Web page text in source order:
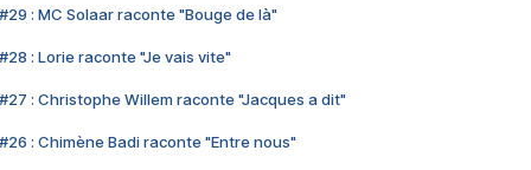
#29 : MC Solaar raconte "Bouge de là"
#28 : Lorie raconte "Je vais vite"
#27 : Christophe Willem raconte "Jacques a dit"
#26 : Chimène Badi raconte "Entre nous"